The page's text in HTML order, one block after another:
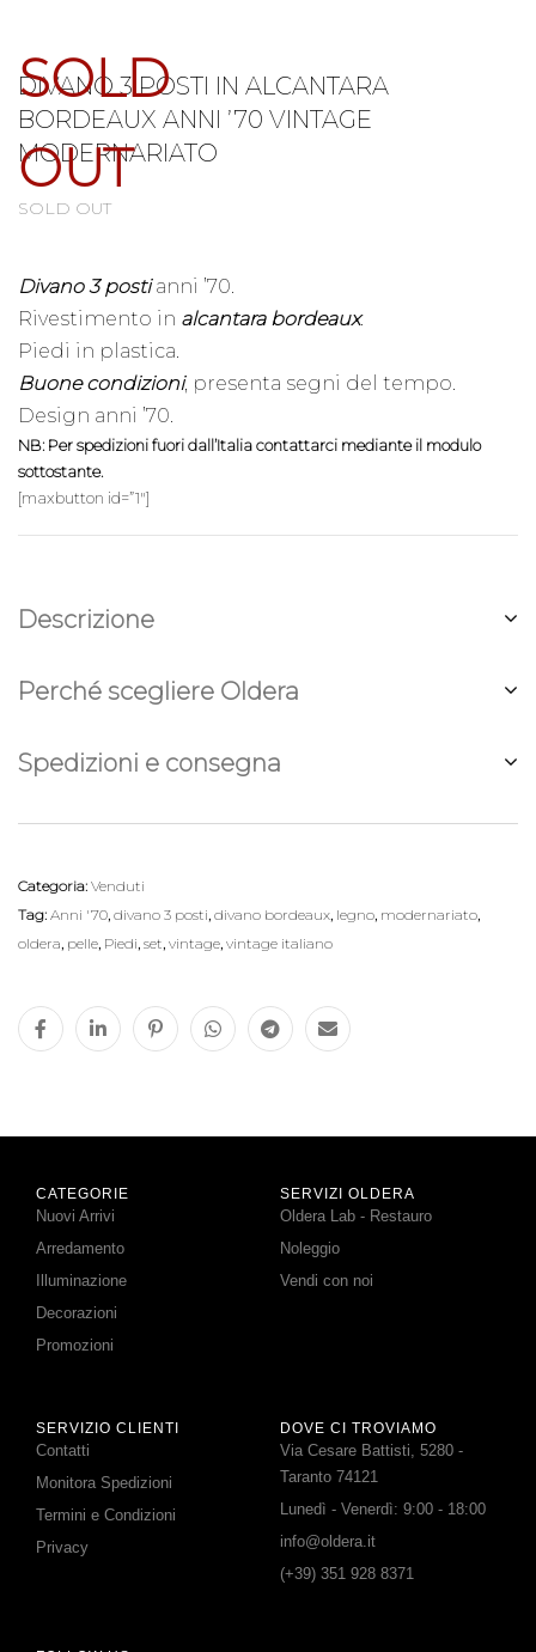
SOLD
OUT
DIVANO 3 POSTI IN ALCANTARA
BORDEAUX ANNI ’70 VINTAGE
MODERNARIATO
SOLD OUT
Divano 3 postianni ’70.
Rivestimento in alcantara bordeaux.
Piedi in plastica.
Buone condizioni, presenta segni del tempo.
Design anni ’70.
NB: Per spedizioni fuori dall’Italia contattarci mediante il modulo
sottostante.
[maxbutton id=”1″]
Descrizione
Perché scegliere Oldera
Spedizioni e consegna
Categoria: Venduti
Tag: Anni '70, divano 3 posti, divano bordeaux, legno, modernariato,
oldera, pelle, Piedi, set, vintage, vintage italiano
CATEGORIE
Nuovi Arrivi
Arredamento
Illuminazione
Decorazioni
Promozioni
SERVIZI OLDERA
Oldera Lab - Restauro
Noleggio
Vendi con noi
SERVIZIO CLIENTI
Contatti
Monitora Spedizioni
Termini e Condizioni
Privacy
DOVE CI TROVIAMO
Via Cesare Battisti, 5280 -
Taranto 74121
Lunedì - Venerdì: 9:00 - 18:00
info@oldera.it
(+39) 351 928 8371